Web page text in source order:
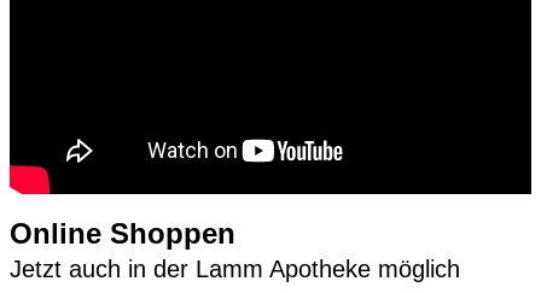
Online Shoppen
Jetzt auch in der Lamm Apotheke möglich